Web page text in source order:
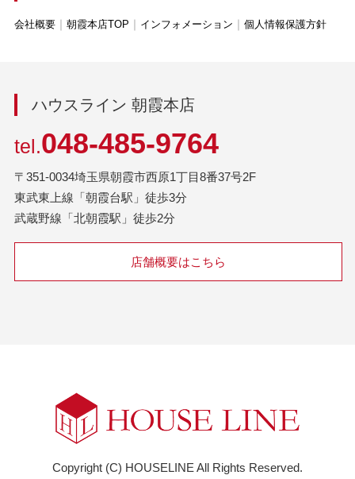
会社概要 朝霞本店TOP インフォメーション 個人情報保護方針
ハウスライン 朝霞本店
tel.048-485-9764
〒351-0034埼玉県朝霞市西原1丁目8番37号2F
東武東上線「朝霞台駅」徒歩3分
武蔵野線「北朝霞駅」徒歩2分
店舗概要はこちら
Copyright (C) HOUSELINE All Rights Reserved.